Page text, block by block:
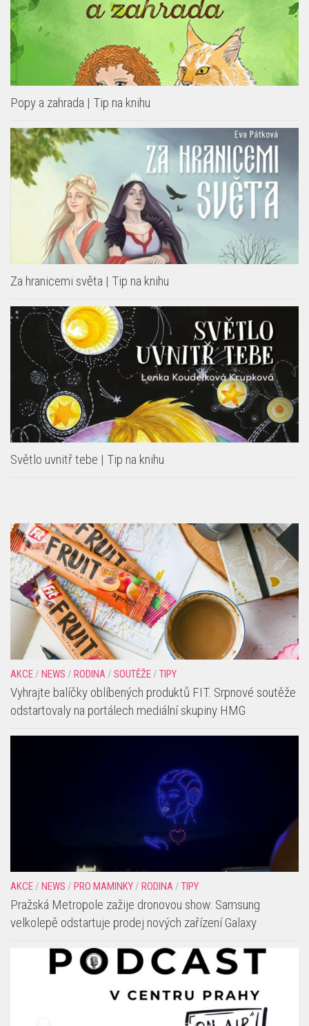
Popy a zahrada | Tip na knihu
Za hranicemi světa | Tip na knihu
Světlo uvnitř tebe | Tip na knihu
AKCE/ NEWS / RODINA/ SOUTĚŽE/ TIPY
Vyhrajte balíčky oblíbených produktů FIT. Srpnové soutěže
odstartovaly na portálech mediální skupiny HMG
AKCE/ NEWS / PRO MAMINKY/ RODINA/ TIPY
Pražská Metropole zažije dronovou show: Samsung
velkolepě odstartuje prodej nových zařízení Galaxy